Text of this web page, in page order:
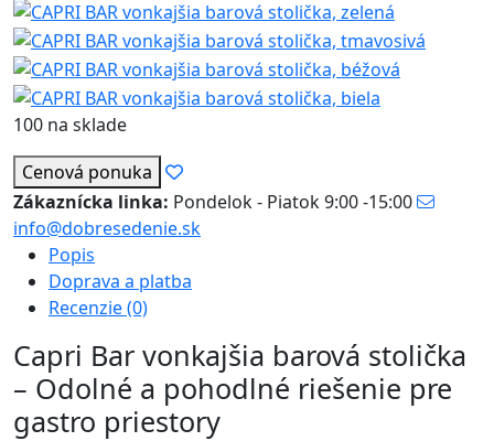
100 na sklade
Cenová ponuka
Zákaznícka linka: Pondelok - Piatok 9:00 -15:00
info@dobresedenie.sk
Popis
Doprava a platba
Recenzie (0)
Capri Bar vonkajšia barová stolička
– Odolné a pohodlné riešenie pre
gastro priestory